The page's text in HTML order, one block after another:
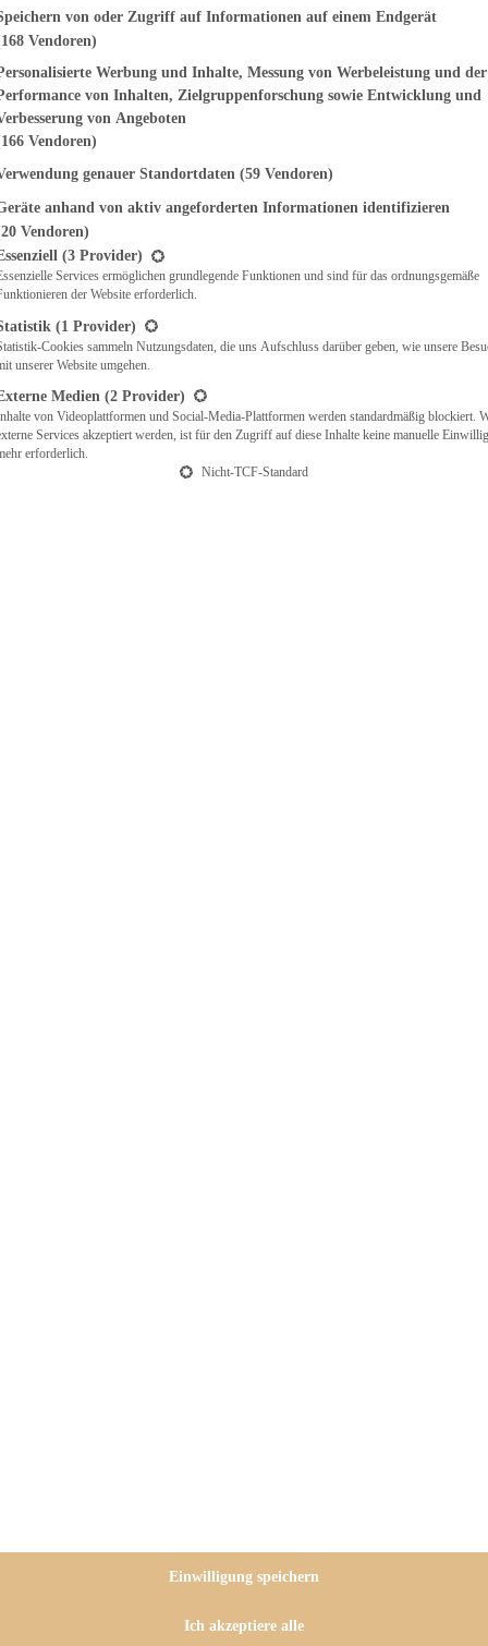
VORSPEISEN
– einfaches
Rezept
wenig mit diesem extrem
mit
extrem unlustigen Hund sind
damit, dass ich unterwegs
aufsammle und
Aussicht, nach Hause zu
ein feines
Hummus
finden Sie eine Liste der Zwecke des IAB Transparency and
von oder Zugriff auf Informationen auf einem Endgerät
Vendoren)
Werbung und Inhalte, Messung von Werbeleistung und der
von Inhalten, Zielgruppenforschung sowie Entwicklung und
von Angeboten
Vendoren)
genauer Standortdaten (59 Vendoren)
anhand von aktiv angeforderten Informationen identifizieren
Vendoren)
eine Liste der Service-Gruppen, für die eine Einwilligung erteilt werden
(3 Provider)
Services ermöglichen grundlegende Funktionen und sind für das ordnungsgemäße
der Website erforderlich.
(1 Provider)
Cookies sammeln Nutzungsdaten, die uns Aufschluss darüber geben, wie unsere
unserer Website umgehen.
Medien (2 Provider)
von Videoplattformen und Social-Media-Plattformen werden standardmäßig blockiert.
Services akzeptiert werden, ist für den Zugriff auf diese Inhalte keine manuelle
erforderlich.
Nicht-TCF-Standard
Einwilligung speichern
Ich akzeptiere alle